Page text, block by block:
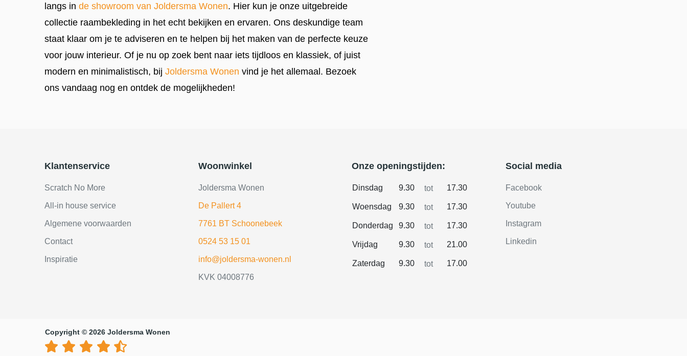
langs in de showroom van Joldersma Wonen. Hier kun je onze uitgebreide
collectie raambekleding in het echt bekijken en ervaren. Ons deskundige team
staat klaar om je te adviseren en te helpen bij het maken van de perfecte keuze
voor jouw interieur. Of je nu op zoek bent naar iets tijdloos en klassiek, of juist
modern en minimalistisch, bij Joldersma Wonen vind je het allemaal. Bezoek
ons vandaag nog en ontdek de mogelijkheden!
Klantenservice
Scratch No More
All-in house service
Algemene voorwaarden
Contact
Inspiratie
Woonwinkel
Joldersma Wonen
De Pallert 4
7761 BT Schoonebeek
0524 53 15 01
info@joldersma-wonen.nl
KVK 04008776
Onze openingstijden:
Dinsdag 9.30 tot 17.30
Woensdag 9.30 tot 17.30
Donderdag 9.30 tot 17.30
Vrijdag 9.30 tot 21.00
Zaterdag 9.30 tot 17.00
Social media
Facebook
Youtube
Instagram
Linkedin
Copyright © 2026 Joldersma Wonen